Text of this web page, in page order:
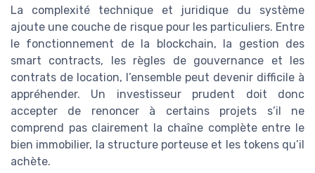
La complexité technique et juridique du système
ajoute une couche de risque pour les particuliers. Entre
le fonctionnement de la blockchain, la gestion des
smart contracts, les règles de gouvernance et les
contrats de location, l’ensemble peut devenir difficile à
appréhender. Un investisseur prudent doit donc
accepter de renoncer à certains projets s’il ne
comprend pas clairement la chaîne complète entre le
bien immobilier, la structure porteuse et les tokens qu’il
achète.